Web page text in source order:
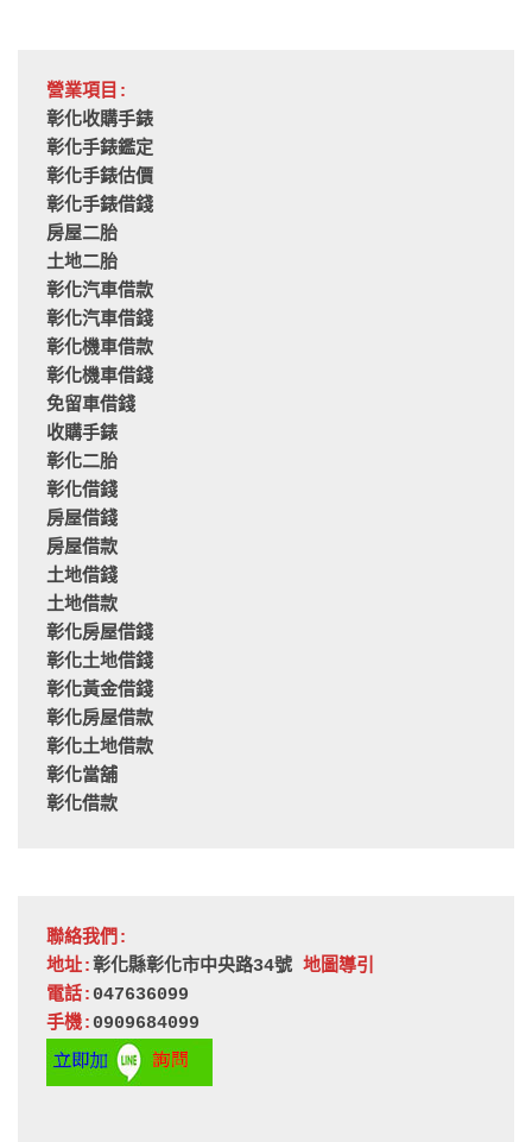
營業項目:
彰化收購手錶
彰化手錶鑑定
彰化手錶估價
彰化手錶借錢
房屋二胎
土地二胎
彰化汽車借款
彰化汽車借錢
彰化機車借款
彰化機車借錢
免留車借錢
收購手錶
彰化二胎
彰化借錢
房屋借錢
房屋借款
土地借錢
土地借款
彰化房屋借錢
彰化土地借錢
彰化黃金借錢
彰化房屋借款
彰化土地借款
彰化當舖
彰化借款
聯絡我們:
地址:彰化縣彰化市中央路34號 地圖導引
電話: 047636099
手機: 0909684099